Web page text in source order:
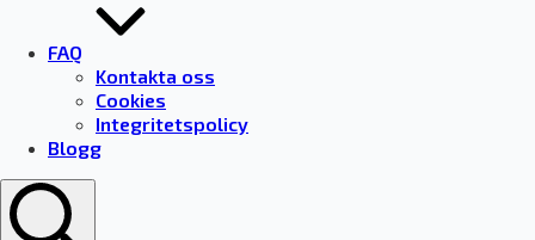
FAQ
Kontakta oss
Cookies
Integritetspolicy
Blogg